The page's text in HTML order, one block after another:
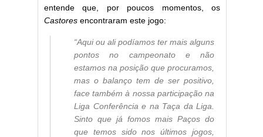
entende que, por poucos momentos, os
Castores encontraram este jogo:
“Aqui ou ali podíamos ter mais alguns
pontos no campeonato e não
estamos na posição que procuramos,
mas o balanço tem de ser positivo,
face também à nossa participação na
Liga Conferência e na Taça da Liga.
Sinto que já fomos mais Paços do
que temos sido nos últimos jogos,